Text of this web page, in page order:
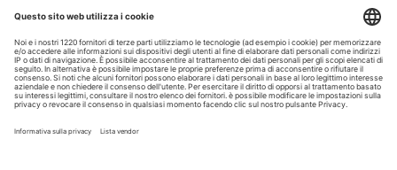
Guarda i nostri video